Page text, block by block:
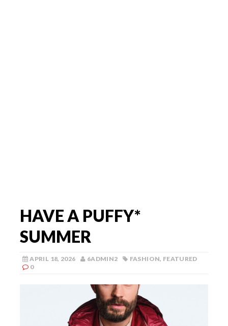
HAVE A PUFFY*
SUMMER
APRIL 18, 2026 6ADMIN2 FASHION, FEATURED
0